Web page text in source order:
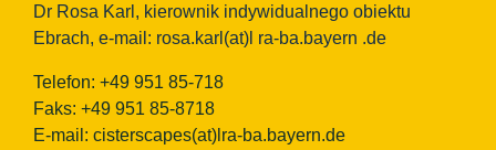
Dr Rosa Karl, kierownik indywidualnego obiektu
Ebrach, e-mail: rosa.karl(at)l ra-ba.bayern .de
Telefon: +49 951 85-718
Faks: +49 951 85-8718
E-mail: cisterscapes(at)lra-ba.bayern.de